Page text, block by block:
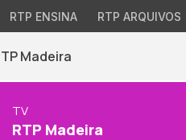
RTP ENSINA RTP ARQUIVOS
Madeira
TV
RTP Madeira